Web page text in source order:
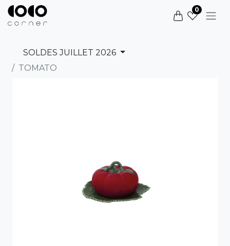
0
SOLDES JUILLET 2026
TOMATO